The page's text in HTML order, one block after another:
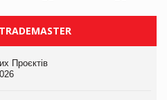
Проєктів